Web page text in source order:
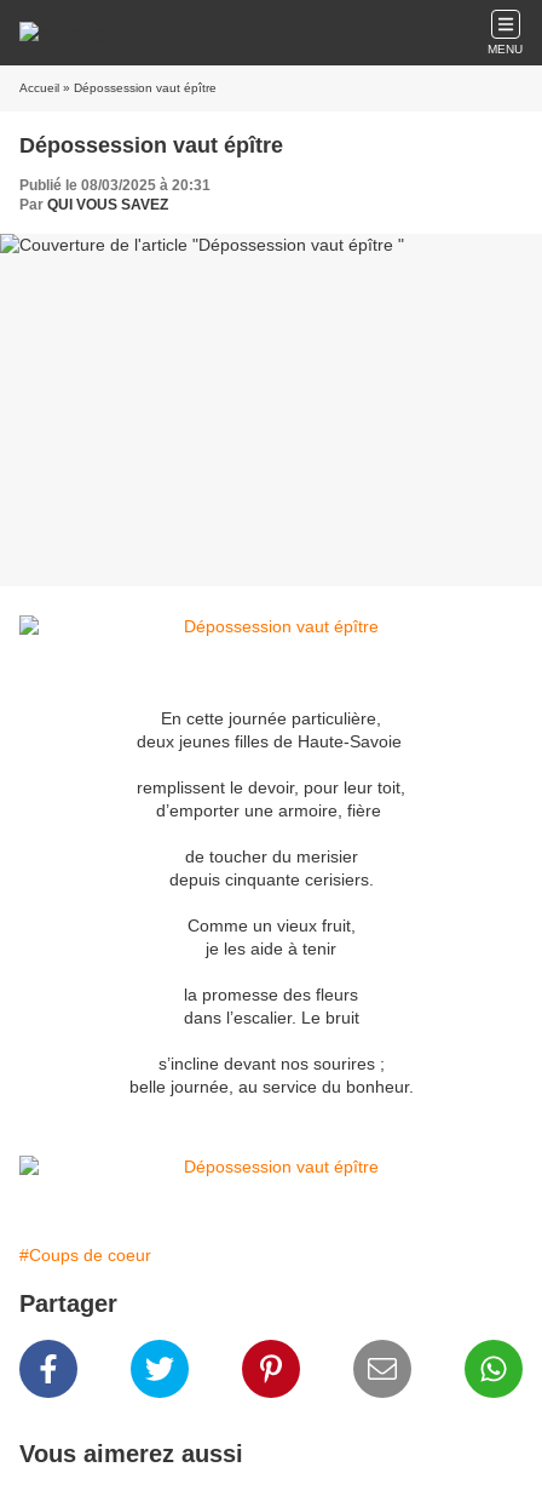
MENU
Accueil » Dépossession vaut épître
Dépossession vaut épître
Publié le 08/03/2025 à 20:31
Par QUI VOUS SAVEZ
En cette journée particulière,
deux jeunes filles de Haute-Savoie
remplissent le devoir, pour leur toit,
d’emporter une armoire, fière
de toucher du merisier
depuis cinquante cerisiers.
Comme un vieux fruit,
je les aide à tenir
la promesse des fleurs
dans l’escalier. Le bruit
s’incline devant nos sourires ;
belle journée, au service du bonheur.
#Coups de coeur
Partager
Vous aimerez aussi